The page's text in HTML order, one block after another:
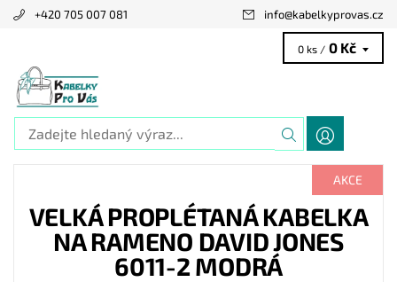
+420 705 007 081 info@kabelkyprovas.cz
0 ks / 0 Kč
AKCE
VELKÁ PROPLÉTANÁ KABELKA
NA RAMENO DAVID JONES
6011-2 MODRÁ